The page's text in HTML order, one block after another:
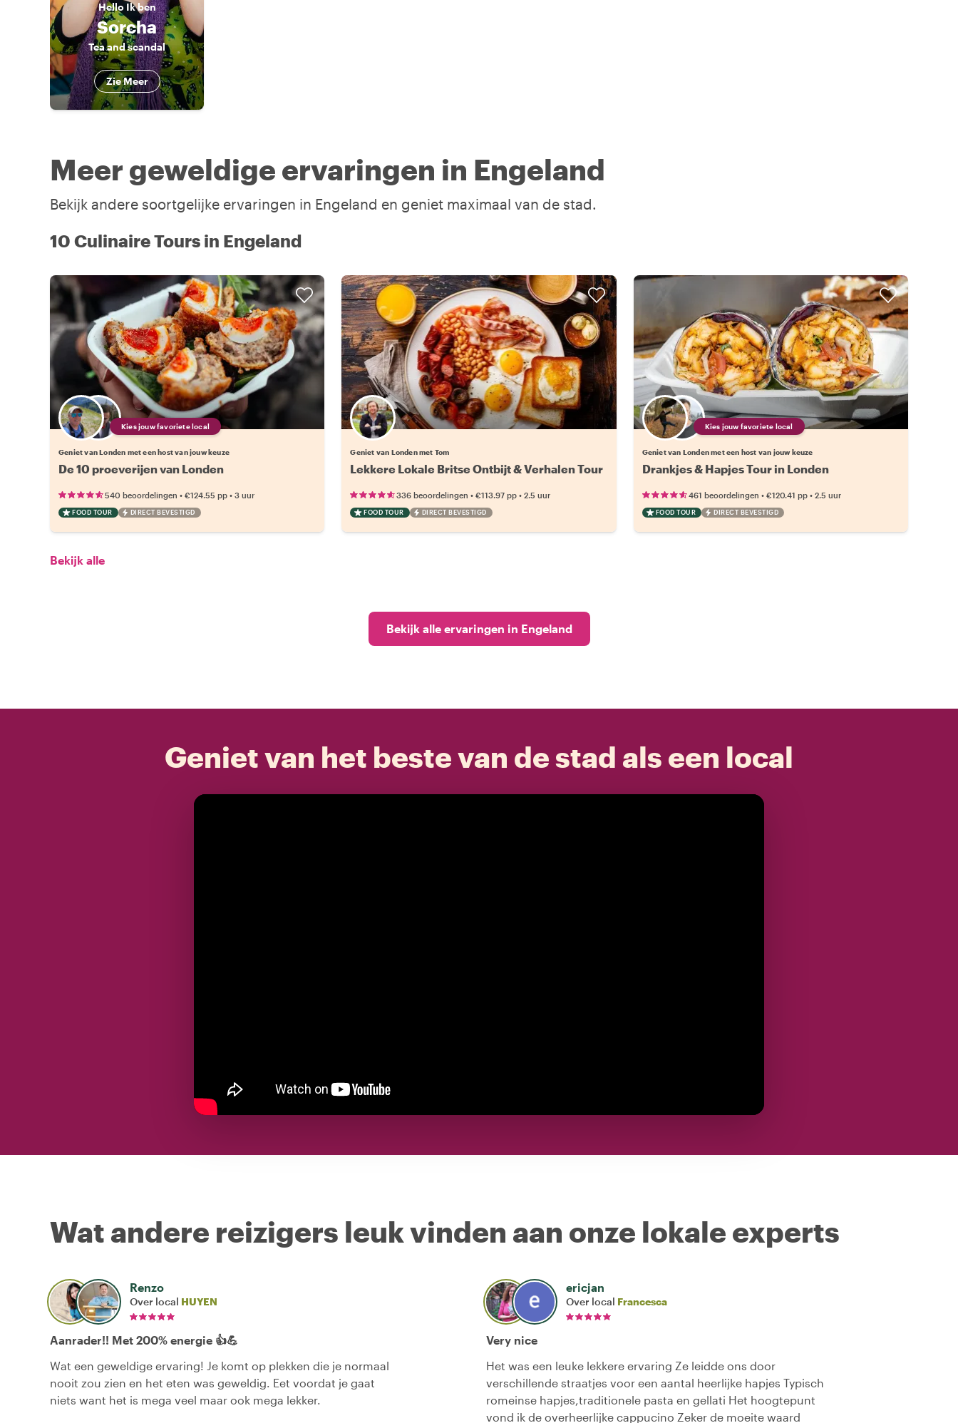
Hello Ik ben
Sorcha
Tea and scandal
Zie Meer
Meer geweldige ervaringen in Engeland
Bekijk andere soortgelijke ervaringen in Engeland en geniet maximaal van de stad.
10 Culinaire Tours in Engeland
Kies jouw favoriete local
Geniet van Londen met een host van jouw keuze
De 10 proeverijen van Londen
540 beoordelingen • €124.55 pp • 3 uur
FOOD TOUR DIRECT BEVESTIGD
Geniet van Londen met Tom
Lekkere Lokale Britse Ontbijt & Verhalen Tour
336 beoordelingen •€113.97 pp •2.5 uur
FOOD TOUR DIRECT BEVESTIGD
Kies jouw favoriete local
Geniet van Londen met een host van jouw keuze
Drankjes & Hapjes Tour in Londen
461 beoordelingen • €120.41 pp• 2.5 uur
FOOD TOUR DIRECT BEVESTIGD
Bekijk alle
Bekijk alle ervaringen in Engeland
Geniet van het beste van de stad als een local
Wat andere reizigers leuk vinden aan onze lokale experts
Renzo
Over local HUYEN
Aanrader!! Met 200% energie 👍💪
Wat een geweldige ervaring! Je komt op plekken die je normaal
nooit zou zien en het eten was geweldig. Eet voordat je gaat
niets want het is mega veel maar ook mega lekker.
ericjan
Over local Francesca
Very nice
Het was een leuke lekkere ervaring Ze leidde ons door
verschillende straatjes voor een aantal heerlijke hapjes Typisch
romeinse hapjes,traditionele pasta en gellati Het hoogtepunt
vond ik de overheerlijke cappucino Zeker de moeite waard